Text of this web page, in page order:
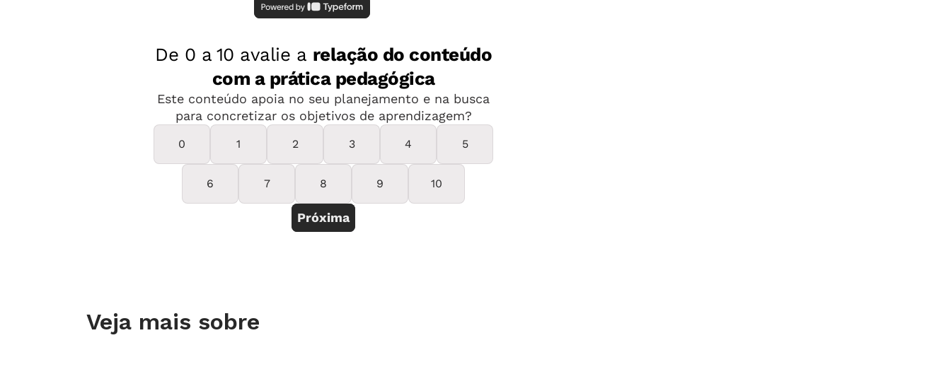
realizadas ações de leitura para os pequenos que ainda estão nas fraldas. Em
Nessa proposta, os bebês vão tendo contato com o mundo dos livros, das
histórias, da fantasia e da imaginação. Eles surpreendem com sua
capacidade de interação e entendimento, em rodas de leitura, ao, por
exemplo, reproduzir falas de personagens, pedir leituras, fazer a sua própria
leitura não convencional das histórias.
Na BNCC, são sugeridas leituras para os pequenos em diferentes veículos,
como livro, revista, gibi, jornal, cartaz; e situações de escuta de textos em
diferentes gêneros: poemas, fábulas, contos, receitas, entre outros. Uma
atenção de cada fase da criança. O participar, o brincar, o expressar e outros
Veja mais sobre